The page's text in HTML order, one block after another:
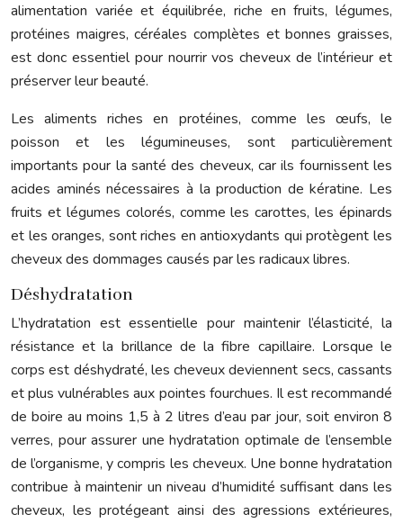
alimentation variée et équilibrée, riche en fruits, légumes,
protéines maigres, céréales complètes et bonnes graisses,
est donc essentiel pour nourrir vos cheveux de l’intérieur et
préserver leur beauté.
Les aliments riches en protéines, comme les œufs, le
poisson et les légumineuses, sont particulièrement
importants pour la santé des cheveux, car ils fournissent les
acides aminés nécessaires à la production de kératine. Les
fruits et légumes colorés, comme les carottes, les épinards
et les oranges, sont riches en antioxydants qui protègent les
cheveux des dommages causés par les radicaux libres.
Déshydratation
L’hydratation est essentielle pour maintenir l’élasticité, la
résistance et la brillance de la fibre capillaire. Lorsque le
corps est déshydraté, les cheveux deviennent secs, cassants
et plus vulnérables aux pointes fourchues. Il est recommandé
de boire au moins 1,5 à 2 litres d’eau par jour, soit environ 8
verres, pour assurer une hydratation optimale de l’ensemble
de l’organisme, y compris les cheveux. Une bonne hydratation
contribue à maintenir un niveau d’humidité suffisant dans les
cheveux, les protégeant ainsi des agressions extérieures,